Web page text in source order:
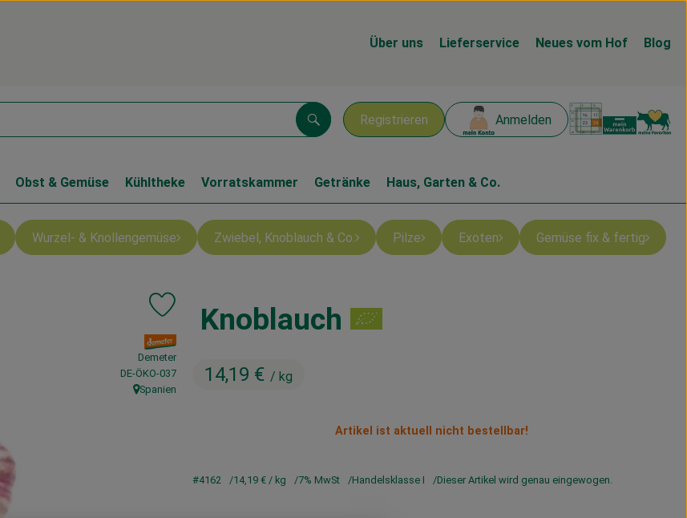
Über uns Lieferservice Neues vom Hof Blog
Registrieren Anmelden
Suchen
Obst & Gemüse Kühltheke Vorratskammer Getränke Haus, Garten & Co.
Wurzel- & Knollengemüse Zwiebel, Knoblauch & Co. Pilze Exoten Gemüse fix & fertig
Knoblauch
14,19 € / kg
Produkt zu Favouriten hinzufügen
, Verband:
Demeter
, Kontrollstelle:
DE-ÖKO-037
, Herkunft:
Spanien
Artikel ist aktuell nicht bestellbar!
#4162 14,19 € / kg 7% MwSt Handelsklasse I Dieser Artikel wird genau eingewogen.